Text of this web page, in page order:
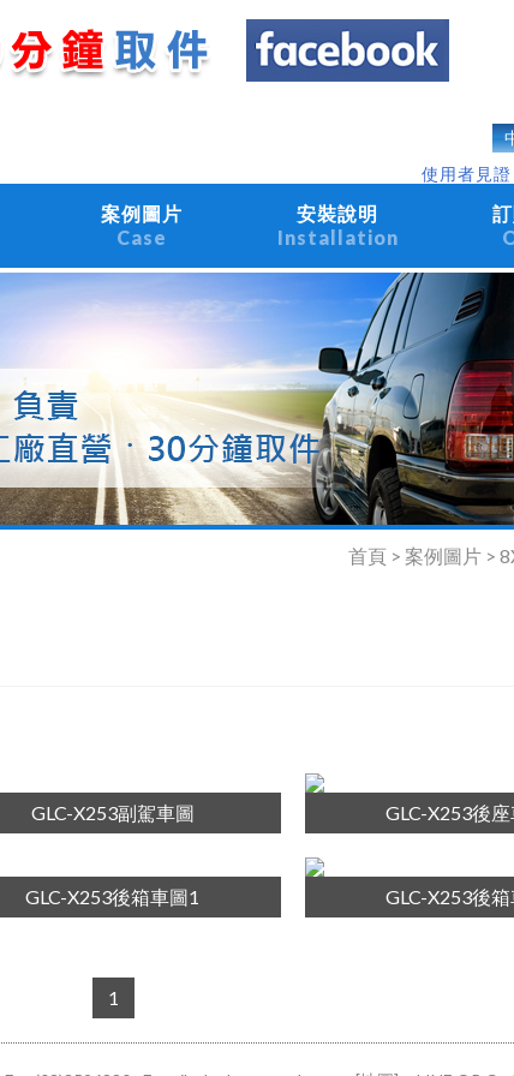
使用者見證
案例圖片
Case
安裝說明
Installation
首頁 > 案例圖片 >
GLC-X253副駕車圖 GLC-X253後
GLC-X253後箱車圖1 GLC-X253後
1